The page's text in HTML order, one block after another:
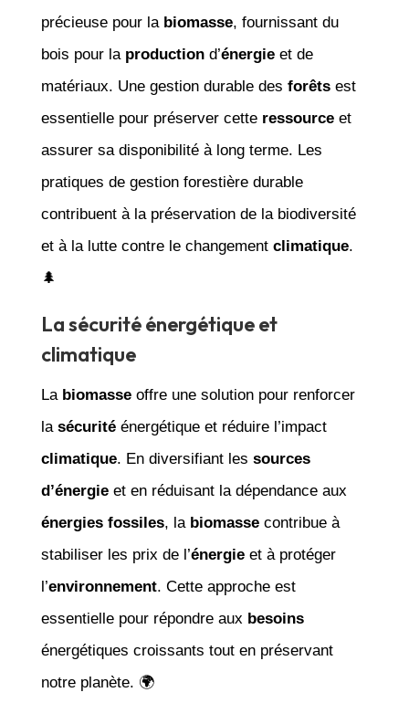
précieuse pour la biomasse, fournissant du
bois pour la productiond’énergieet de
matériaux. Une gestion durable des forêtsest
essentielle pour préserver cette ressourceet
assurer sa disponibilité à long terme. Les
pratiques de gestion forestière durable
contribuent à la préservation de la biodiversité
et à la lutte contre le changement climatique.
🌲
La sécurité énergétique et
climatique
La biomasseoffre une solution pour renforcer
la sécuritéénergétique et réduire l’impact
climatique. En diversifiant les sources
d’énergieet en réduisant la dépendance aux
énergies fossiles, la biomassecontribue à
stabiliser les prix de l’énergieet à protéger
l’environnement. Cette approche est
essentielle pour répondre aux besoins
énergétiques croissants tout en préservant
notre planète. 🌍